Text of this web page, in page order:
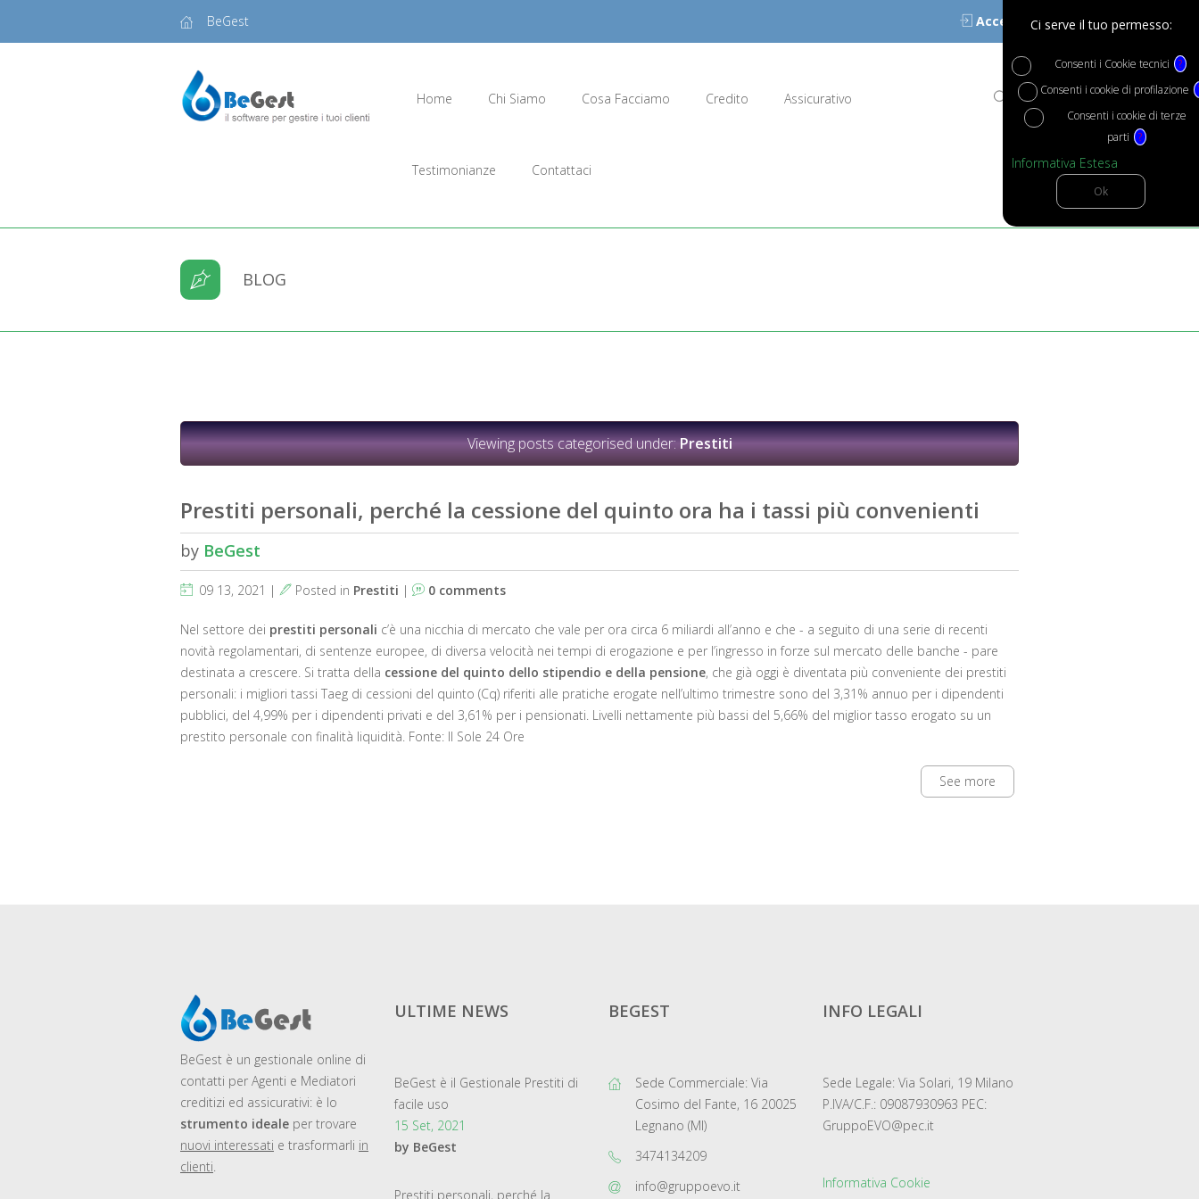
BeGest Accedi
Home Chi Siamo Cosa Facciamo Credito Assicurativo
Testimonianze Contattaci
BLOG
Viewing posts categorised under:Prestiti
Prestiti personali, perché la cessione del quinto ora ha i tassi più convenienti
by BeGest
09 13, 2021 | Posted in Prestiti | 0 comments
Nel settore dei prestiti personali c’è una nicchia di mercato che vale per ora circa 6 miliardi all’anno e che - a seguito di una serie di recenti
novità regolamentari, di sentenze europee, di diversa velocità nei tempi di erogazione e per l’ingresso in forze sul mercato delle banche - pare
destinata a crescere. Si tratta della cessione del quinto dello stipendio e della pensione, che già oggi è diventata più conveniente dei prestiti
personali: i migliori tassi Taeg di cessioni del quinto (Cq) riferiti alle pratiche erogate nell’ultimo trimestre sono del 3,31% annuo per i dipendenti
pubblici, del 4,99% per i dipendenti privati e del 3,61% per i pensionati. Livelli nettamente più bassi del 5,66% del miglior tasso erogato su un
prestito personale con finalità liquidità. Fonte: Il Sole 24 Ore
See more
BeGest è un gestionale online di
contatti per Agenti e Mediatori
creditizi ed assicurativi: è lo
strumento ideale per trovare
nuovi interessati e trasformarli in
clienti.
ULTIME NEWS
BeGest è il Gestionale Prestiti di
facile uso
15 Set, 2021
by BeGest
Prestiti personali, perché la
BEGEST
Sede Commerciale: Via
Cosimo del Fante, 16 20025
Legnano (MI)
3474134209
info@gruppoevo.it
INFO LEGALI
Sede Legale: Via Solari, 19 Milano
P.IVA/C.F.: 09087930963 PEC:
GruppoEVO@pec.it
Informativa Cookie
Ci serve il tuo permesso:
Consenti i Cookie tecnici
?
Consenti i cookie di profilazione
Consenti i cookie di terze
parti
?
Informativa Estesa